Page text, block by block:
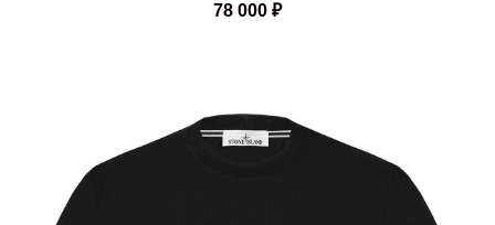
78 000 ₽